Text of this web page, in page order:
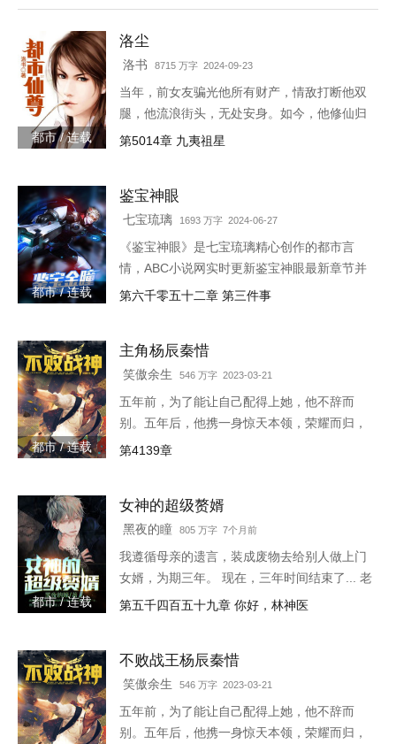
都市 / 连载
洛尘
洛书 8715 万字 2024-09-23
当年，前女友骗光他所有财产，情敌打断他双
腿，他流浪街头，无处安身。如今，他修仙归
来，一人可挡千万敌！
第5014章 九夷祖星
都市 / 连载
鉴宝神眼
七宝琉璃 1693 万字 2024-06-27
《鉴宝神眼》是七宝琉璃精心创作的都市言
情，ABC小说网实时更新鉴宝神眼最新章节并
且提供无弹窗阅读，书友所发表的鉴宝神眼评
第六千零五十二章 第三件事
都市 / 连载
主角杨辰秦惜
笑傲余生 546 万字 2023-03-21
五年前，为了能让自己配得上她，他不辞而
别。五年后，他携一身惊天本领，荣耀而归，
只是归来之时，竟发现自己多了一个女儿。
第4139章
都市 / 连载
女神的超级赘婿
黑夜的瞳 805 万字 7个月前
我遵循母亲的遗言，装成废物去给别人做上门
女婿，为期三年。 现在，三年时间结束了... 老
书链接：
第五千四百五十九章 你好，林神医
不败战王杨辰秦惜
笑傲余生 546 万字 2023-03-21
五年前，为了能让自己配得上她，他不辞而
别。五年后，他携一身惊天本领，荣耀而归，